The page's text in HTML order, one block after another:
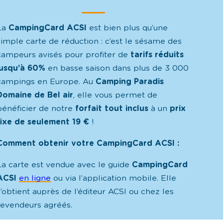
CampingCard ACSI est bien plus qu’une
carte de réduction : c’est le sésame des
avisés pour profiter de tarifs réduits
60% en basse saison dans plus de 3 000
en Europe. Au Camping Paradis
de Bel air, elle vous permet de
de notre forfait tout inclus à un prix
de seulement 19 € !
obtenir votre CampingCard ACSI :
carte est vendue avec le guide CampingCard
en ligne ou via l’application mobile. Elle
auprès de l’éditeur ACSI ou chez les
agréés.